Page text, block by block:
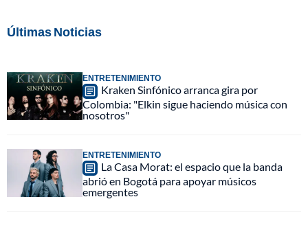
Últimas Noticias
ENTRETENIMIENTO
Kraken Sinfónico arranca gira por
Colombia: "Elkin sigue haciendo música con
nosotros"
ENTRETENIMIENTO
La Casa Morat: el espacio que la banda
abrió en Bogotá para apoyar músicos
emergentes